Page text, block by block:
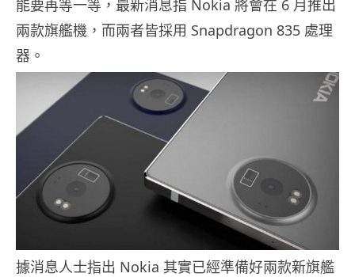
能要再等一等，最新消息指 Nokia 將會在 6 月推出
兩款旗艦機，而兩者皆採用 Snapdragon 835 處理
器。
據消息人士指出 Nokia 其實已經準備好兩款新旗艦